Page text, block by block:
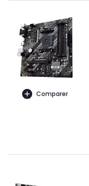
Comparer